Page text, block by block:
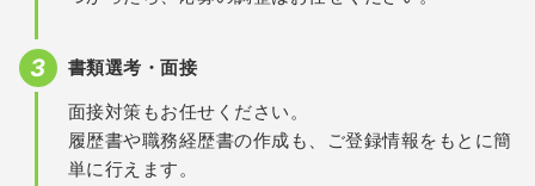
書類選考・面接
面接対策もお任せください。
履歴書や職務経歴書の作成も、ご登録情報をもとに簡
単に行えます。